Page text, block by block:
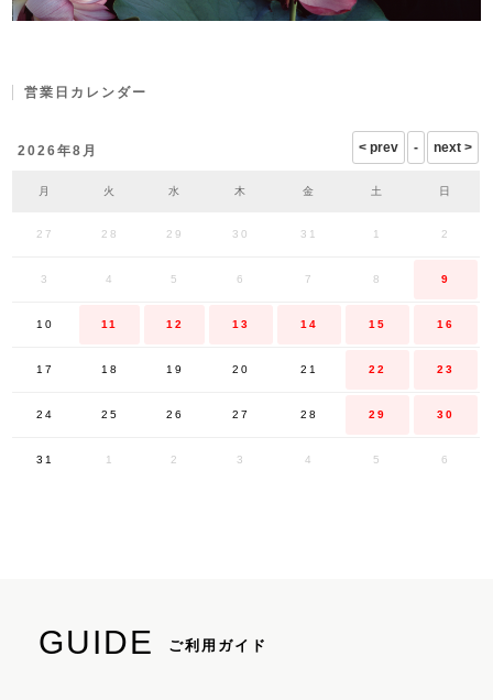
営業日カレンダー
2026年8月
月 火 水 木 金 土 日
27 28 29 30 31 1 2
3 4 5 6 7 8 9
10 11 12 13 14 15 16
17 18 19 20 21 22 23
24 25 26 27 28 29 30
31 1 2 3 4 5 6
GUIDE ご利用ガイド